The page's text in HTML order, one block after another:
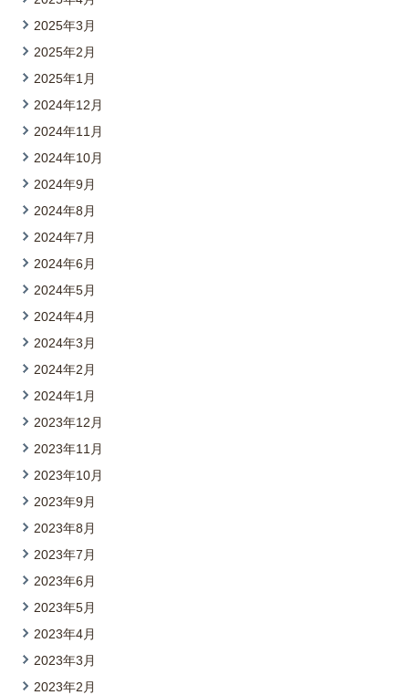
2025年3月
2025年2月
2025年1月
2024年12月
2024年11月
2024年10月
2024年9月
2024年8月
2024年7月
2024年6月
2024年5月
2024年4月
2024年3月
2024年2月
2024年1月
2023年12月
2023年11月
2023年10月
2023年9月
2023年8月
2023年7月
2023年6月
2023年5月
2023年4月
2023年3月
2023年2月